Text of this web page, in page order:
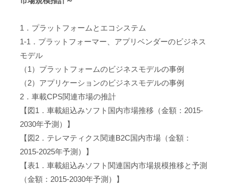
1．プラットフォームとエコシステム
1-1．プラットフォーマー、アプリベンダーのビジネス
モデル
（1）プラットフォームのビジネスモデルの事例
（2）アプリケーションのビジネスモデルの事例
2．車載CPS関連市場の推計
【図1．車載組込みソフト国内市場推移（金額：2015-
2030年予測）】
【図2．テレマティクス関連B2C国内市場（金額：
2015-2025年予測）】
【表1．車載組込みソフト関連国内市場規模推移と予測
（金額：2015-2030年予測）】